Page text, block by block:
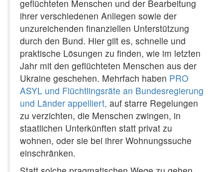
geflüchteten Menschen und der Bearbeitung
ihrer verschiedenen Anliegen sowie der
unzureichenden finanziellen Unterstützung
durch den Bund. Hier gilt es, schnelle und
praktische Lösungen zu finden, wie im letzten
Jahr mit den geflüchteten Menschen aus der
Ukraine geschehen. Mehrfach haben PRO
ASYL und Flüchtlingsräte an Bundesregierung
und Länder appelliert, auf starre Regelungen
zu verzichten, die Menschen zwingen, in
staatlichen Unterkünften statt privat zu
wohnen, oder sie bei ihrer Wohnungssuche
einschränken.